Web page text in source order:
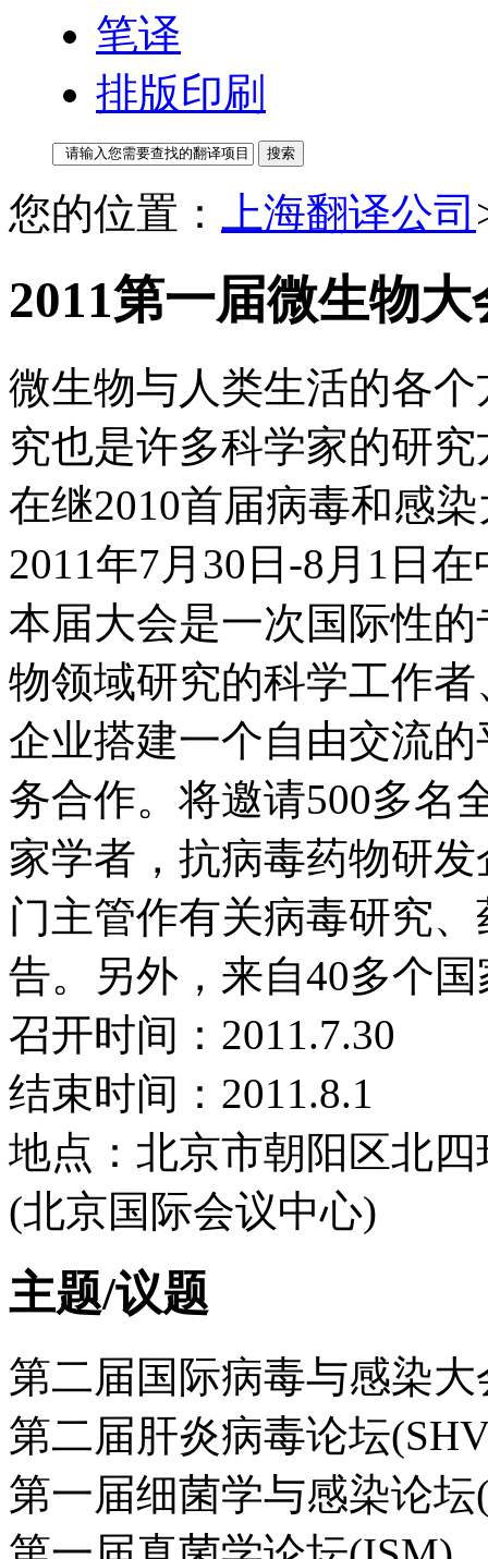
笔译
排版印刷
您的位置： 上海翻译公司
2011第一届微生物
微生物与人类生活的各
究也是许多科学家的研
在继2010首届病毒和感
2011年7月30日-8月1日
本届大会是一次国际性
物领域研究的科学工作
企业搭建一个自由交流
务合作。将邀请500多名
家学者，抗病毒药物研
门主管作有关病毒研究
告。另外，来自40多个
召开时间：2011.7.30
结束时间：2011.8.1
地点：北京市朝阳区北四
(北京国际会议中心)
主题/议题
第二届国际病毒与感染
第二届肝炎病毒论坛
第一届细菌学与感染论坛